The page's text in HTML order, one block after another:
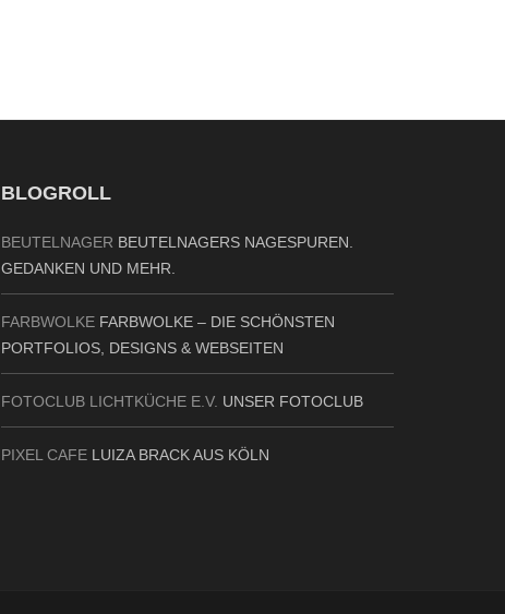
BLOGROLL
BEUTELNAGER BEUTELNAGERS NAGESPUREN.
GEDANKEN UND MEHR.
FARBWOLKEFARBWOLKE – DIE SCHÖNSTEN
PORTFOLIOS, DESIGNS & WEBSEITEN
FOTOCLUB LICHTKÜCHE E.V. UNSER FOTOCLUB
PIXEL CAFELUIZA BRACK AUS KÖLN